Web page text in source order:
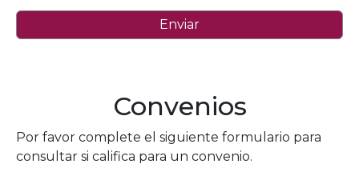
Convenios
Por favor complete el siguiente formulario para
consultar si califica para un convenio.